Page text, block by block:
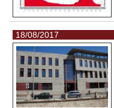
18/08/2017